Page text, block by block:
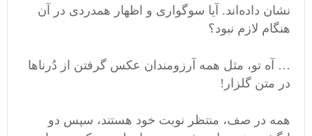
نشان داده‌اند. آیا سوگواری و اظهار همدردی در آن
هنگام لازم نبود؟
… آه تو، مثل همه آرزومندان عکس گرفتن از دُرناها
در متن گلزار!
همه در صف، منتظر نوبت خود هستند، سپس دو